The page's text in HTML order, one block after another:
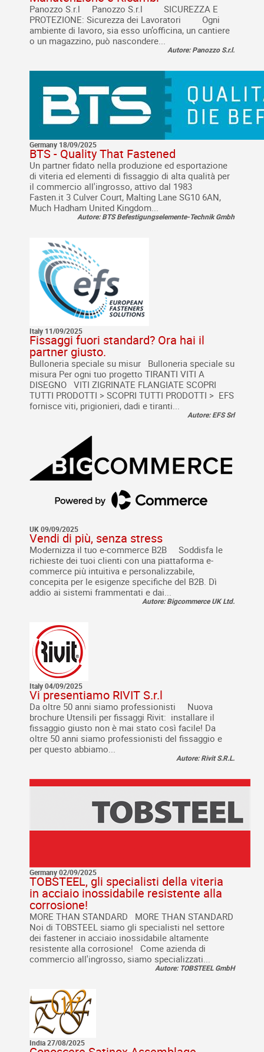
Panozzo S.r.l Panozzo S.r.l SICUREZZA E
PROTEZIONE: Sicurezza dei Lavoratori Ogni
ambiente di lavoro, sia esso un’officina, un cantiere
o un magazzino, può nascondere...
Autore: Panozzo S.r.l.
Germany 18/09/2025
BTS - Quality That Fastened
Un partner fidato nella produzione ed esportazione
di viteria ed elementi di fissaggio di alta qualità per
il commercio all'ingrosso, attivo dal 1983
Fasten.it 3 Culver Court, Malting Lane SG10 6AN,
Much Hadham United Kingdom...
Autore: BTS Befestigungselemente-Technik Gmbh
Italy 11/09/2025
Fissaggi fuori standard? Ora hai il
partner giusto.
Bulloneria speciale su misur Bulloneria speciale su
misura Per ogni tuo progetto TIRANTI VITI A
DISEGNO VITI ZIGRINATE FLANGIATE SCOPRI
TUTTI PRODOTTI > SCOPRI TUTTI PRODOTTI > EFS
fornisce viti, prigionieri, dadi e tiranti...
Autore: EFS Srl
UK 09/09/2025
Vendi di più, senza stress
Modernizza il tuo e-commerce B2B Soddisfa le
richieste dei tuoi clienti con una piattaforma e-
commerce più intuitiva e personalizzabile,
concepita per le esigenze specifiche del B2B. Dì
addio ai sistemi frammentati e dai...
Autore: Bigcommerce UK Ltd.
Italy 04/09/2025
Vi presentiamo RIVIT S.r.l
Da oltre 50 anni siamo professionisti Nuova
brochure Utensili per fissaggi Rivit: installare il
fissaggio giusto non è mai stato così facile! Da
oltre 50 anni siamo professionisti del fissaggio e
per questo abbiamo...
Autore: Rivit S.R.L.
Germany 02/09/2025
TOBSTEEL, gli specialisti della viteria
in acciaio inossidabile resistente alla
corrosione!
MORE THAN STANDARD MORE THAN STANDARD
Noi di TOBSTEEL siamo gli specialisti nel settore
dei fastener in acciaio inossidabile altamente
resistente alla corrosione! Come azienda di
commercio all'ingrosso, siamo specializzati...
Autore: TOBSTEEL GmbH
India 27/08/2025